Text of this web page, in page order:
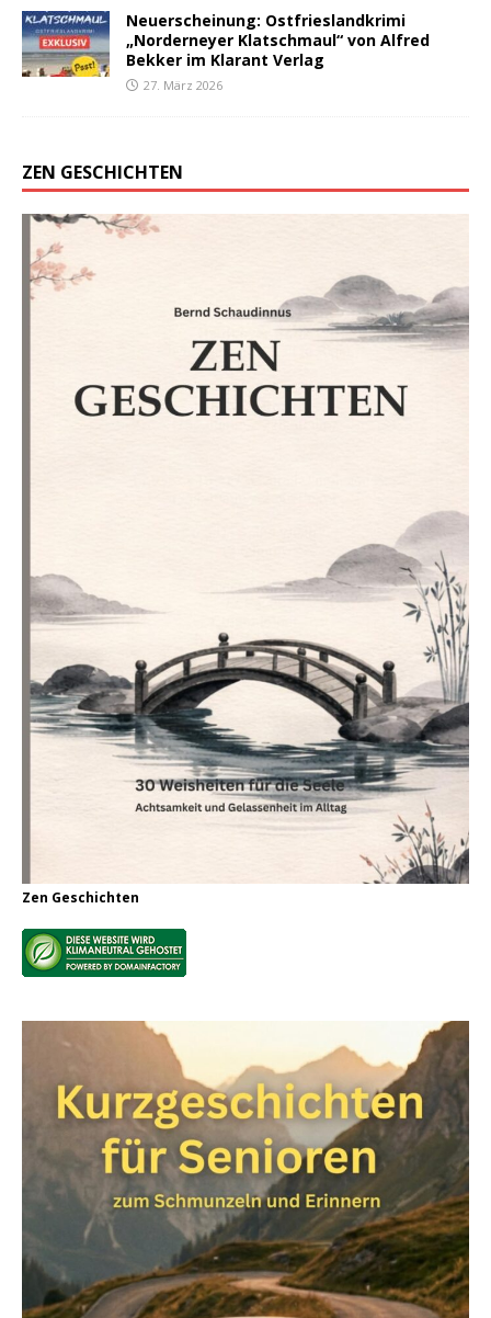
Neuerscheinung: Ostfrieslandkrimi
„Norderneyer Klatschmaul“ von Alfred
Bekker im Klarant Verlag
27. März 2026
ZEN GESCHICHTEN
Zen Geschichten